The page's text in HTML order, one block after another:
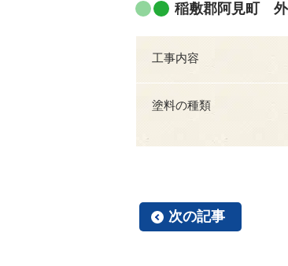
稲敷郡阿見町
工事内容
塗料の種類
次の記事